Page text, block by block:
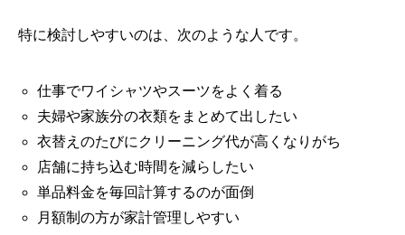
特に検討しやすいのは、次のような人です。
仕事でワイシャツやスーツをよく着る
夫婦や家族分の衣類をまとめて出したい
衣替えのたびにクリーニング代が高くなりがち
店舗に持ち込む時間を減らしたい
単品料金を毎回計算するのが面倒
月額制の方が家計管理しやすい